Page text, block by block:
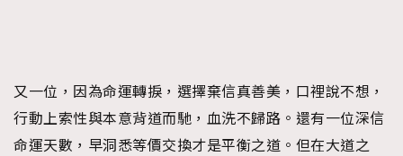
又一位，因為命運轉捩，選擇棄信真善美，口裡說不想，
行動上索性與本意背道而馳，血洗不歸路。還有一位深信
命運天數，早洞悉等價交換才是平衡之道。但在大道之